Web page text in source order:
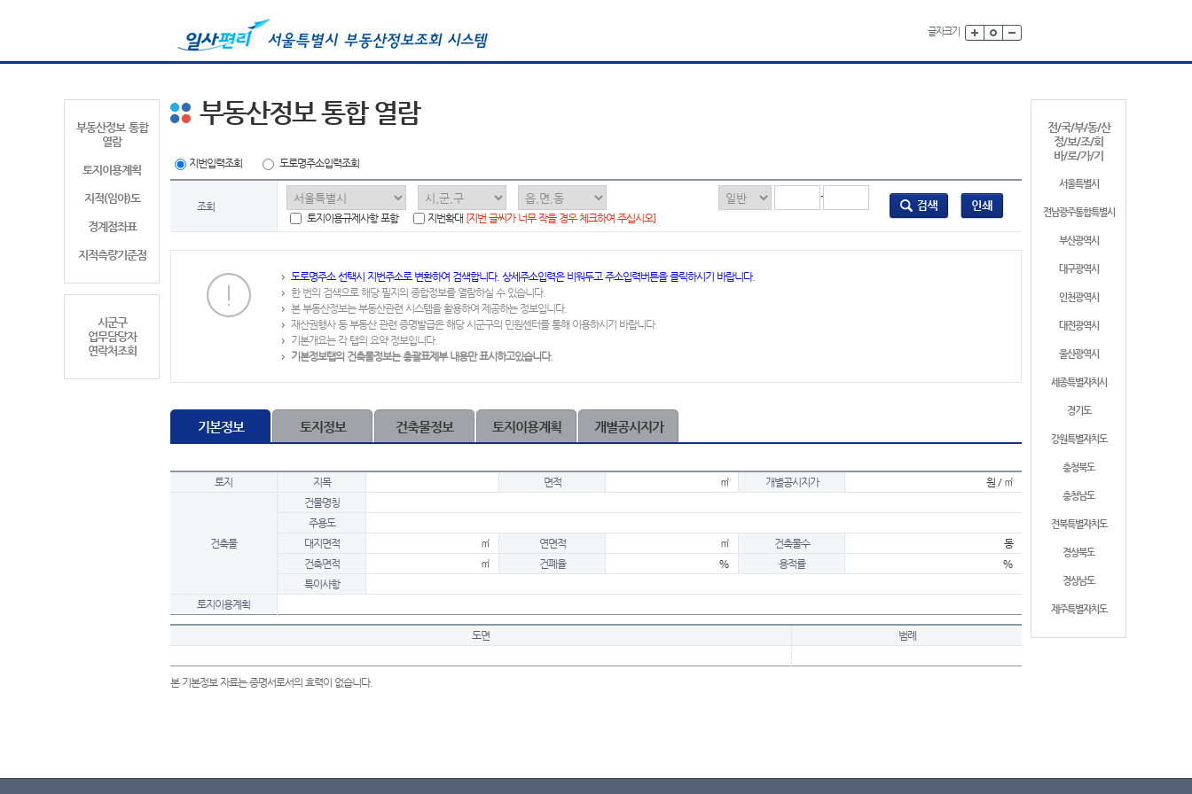
글자크기
부동산정보 통합
열람
토지이용계획
지적(임야)도
경계점좌표
지적측량기준점
시군구
업무담당자
연락처조회
전/국/부/동/산
정/보/조/회
바/로/가/기
서울특별시
전남광주통합특별시
부산광역시
대구광역시
인천광역시
대전광역시
울산광역시
세종특별자치시
경기도
강원특별자치도
충청북도
충청남도
전북특별자치도
경상북도
경상남도
제주특별자치도
부동산정보 통합 열람
지번입력조회 도로명주소입력조회
조회
-
토지이용규제사항 포함
지번확대 [지번 글씨가 너무 작을 경우 체크하여 주십시오]
도로명주소 선택시 지번주소로 변환하여 검색합니다. 상세주소입력은 비워두고 주소입력버튼을 클릭하시기 바랍니다.
한 번의 검색으로 해당 필지의 종합정보를 열람하실 수 있습니다.
본 부동산정보는 부동산관련 시스템을 활용하여 제공하는 정보입니다.
재산권행사 등 부동산 관련 증명발급은 해당 시군구의 민원센터를 통해 이용하시기 바랍니다.
기본개요는 각 탭의 요약 정보입니다.
기본정보탭의 건축물정보는 총괄표제부 내용만 표시하고있습니다.
기본정보 토지정보 건축물정보 토지이용계획 개별공시지가
토지 지목 면적 ㎡ 개별공시지가 원 / ㎡
건축물
건물명칭
주용도
대지면적
㎡ 연면적 ㎡ 건축물수
동
건축면적
㎡ 건폐율 % 용적률
%
특이사항
토지이용계획
도면 범례
본 기본정보 자료는 증명서로서의 효력이 없습니다.